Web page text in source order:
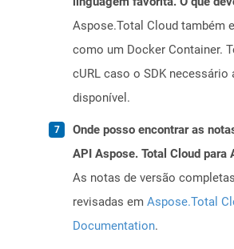
Aspose.Total Cloud também
como um Docker Container.
cURL caso o SDK necessário
disponível.
Onde posso encontrar as
API Aspose. Total Cloud para
As notas de versão
revisadas em Aspose.Total
Documentation.